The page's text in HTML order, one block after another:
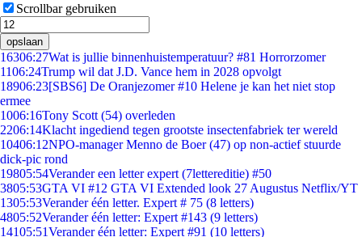
Scrollbar gebruiken
opslaan
16306:27Wat is jullie binnenhuistemperatuur? #81 Horrorzomer
1106:24Trump wil dat J.D. Vance hem in 2028 opvolgt
18906:23[SBS6] De Oranjezomer #10 Helene je kan het niet stop
ermee
1006:16Tony Scott (54) overleden
2206:14Klacht ingediend tegen grootste insectenfabriek ter wereld
10406:12NPO-manager Menno de Boer (47) op non-actief stuurde
dick-pic rond
19805:54Verander een letter expert (7lettereditie) #50
3805:53GTA VI #12 GTA VI Extended look 27 Augustus Netflix/YT
1305:53Verander één letter. Expert # 75 (8 letters)
4805:52Verander één letter: Expert #143 (9 letters)
14105:51Verander één letter: Expert #91 (10 letters)